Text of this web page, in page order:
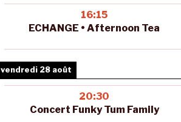
16:15
ECHANGE • Afternoon Tea
vendredi 28 août
20:30
Concert Funky Tum Family